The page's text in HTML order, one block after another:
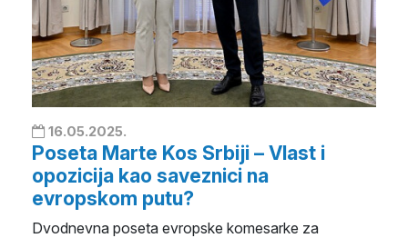
16.05.2025.
Poseta Marte Kos Srbiji – Vlast i
opozicija kao saveznici na
evropskom putu?
Dvodnevna poseta evropske komesarke za